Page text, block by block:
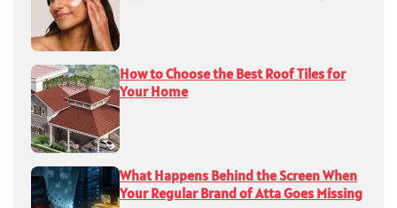
How to Choose the Best Roof Tiles for
Your Home
What Happens Behind the Screen When
Your Regular Brand of Atta Goes Missing